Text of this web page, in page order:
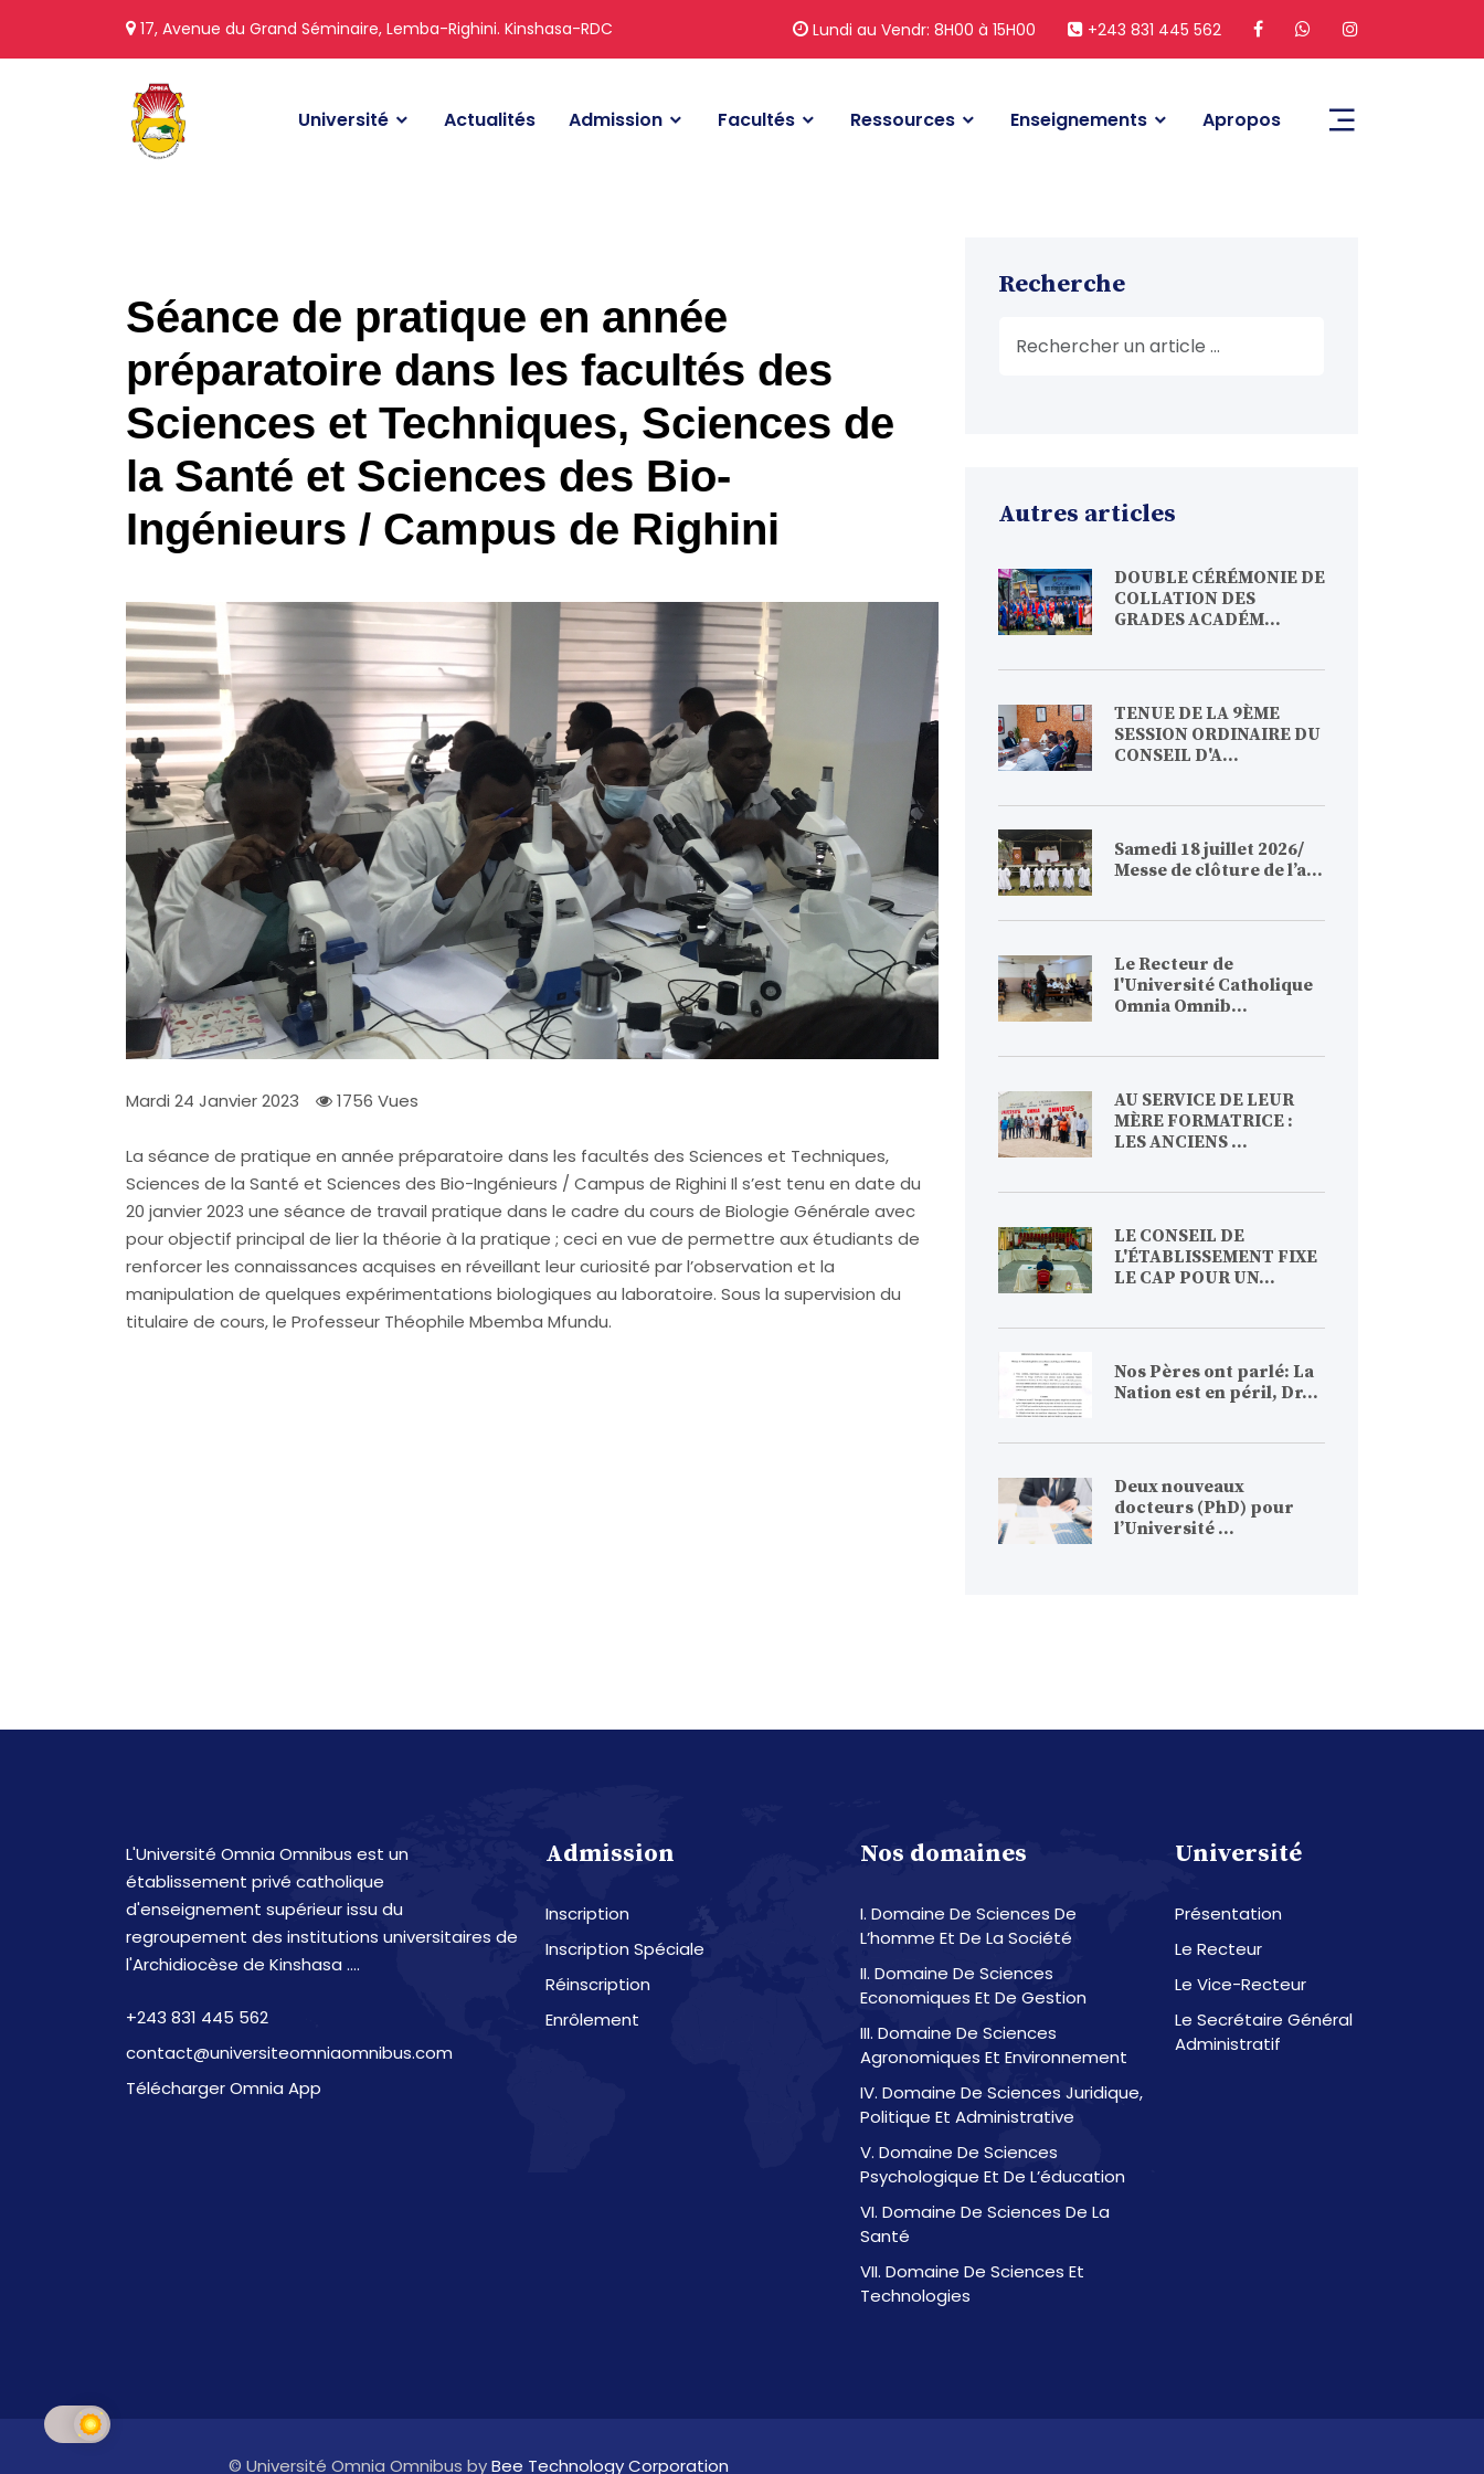
17, Avenue du Grand Séminaire, Lemba-Righini. Kinshasa-RDC Lundi au Vendr: 8H00 à 15H00 +243 831 445 562
Université Actualités Admission Facultés Ressources Enseignements Apropos
Séance de pratique en année
préparatoire dans les facultés des
Sciences et Techniques, Sciences de
la Santé et Sciences des Bio-
Ingénieurs / Campus de Righini
Mardi 24 Janvier 2023 1756 Vues
La séance de pratique en année préparatoire dans les facultés des Sciences et Techniques,
Sciences de la Santé et Sciences des Bio-Ingénieurs / Campus de Righini Il s’est tenu en date du
20 janvier 2023 une séance de travail pratique dans le cadre du cours de Biologie Générale avec
pour objectif principal de lier la théorie à la pratique ; ceci en vue de permettre aux étudiants de
renforcer les connaissances acquises en réveillant leur curiosité par l’observation et la
manipulation de quelques expérimentations biologiques au laboratoire. Sous la supervision du
titulaire de cours, le Professeur Théophile Mbemba Mfundu.
Recherche
Autres articles
DOUBLE CÉRÉMONIE DE
COLLATION DES
GRADES ACADÉM...
TENUE DE LA 9ÈME
SESSION ORDINAIRE DU
CONSEIL D'A...
Samedi 18 juillet 2026/
Messe de clôture de l’a...
Le Recteur de
l'Université Catholique
Omnia Omnib...
AU SERVICE DE LEUR
MÈRE FORMATRICE :
LES ANCIENS ...
LE CONSEIL DE
L'ÉTABLISSEMENT FIXE
LE CAP POUR UN...
Nos Pères ont parlé: La
Nation est en péril, Dr...
Deux nouveaux
docteurs (PhD) pour
l’Université ...
L'Université Omnia Omnibus est un
établissement privé catholique
d'enseignement supérieur issu du
regroupement des institutions universitaires de
l'Archidiocèse de Kinshasa ....
+243 831 445 562
contact@universiteomniaomnibus.com
Télécharger Omnia App
Admission
Inscription
Inscription Spéciale
Réinscription
Enrôlement
Nos domaines
I. Domaine De Sciences De
L’homme Et De La Société
II. Domaine De Sciences
Economiques Et De Gestion
III. Domaine De Sciences
Agronomiques Et Environnement
IV. Domaine De Sciences Juridique,
Politique Et Administrative
V. Domaine De Sciences
Psychologique Et De L’éducation
VI. Domaine De Sciences De La
Santé
VII. Domaine De Sciences Et
Technologies
Université
Présentation
Le Recteur
Le Vice-Recteur
Le Secrétaire Général
Administratif
© Université Omnia Omnibus byBee Technology Corporation